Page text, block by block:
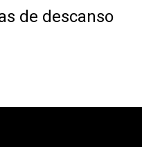
de descanso